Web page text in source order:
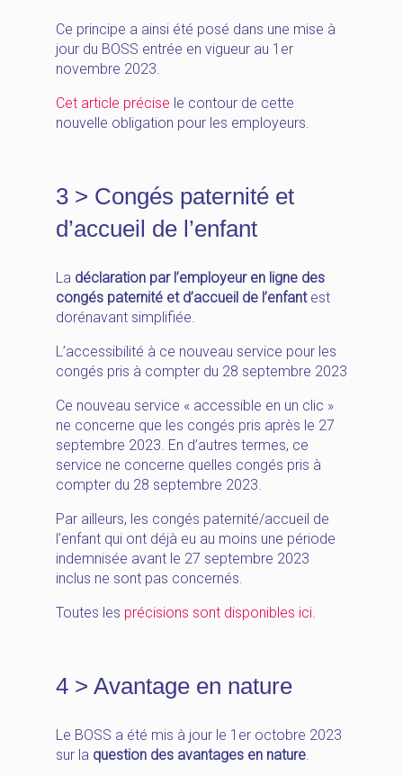
Ce principe a ainsi été posé dans une mise à
jour du BOSS entrée en vigueur au 1er
novembre 2023.
Cet article précise le contour de cette
nouvelle obligation pour les employeurs.
3 > Congés paternité et
d’accueil de l’enfant
La déclaration par l’employeur en ligne des
congés paternité et d’accueil de l’enfantest
dorénavant simplifiée.
L’accessibilité à ce nouveau service pour les
congés pris à compter du 28 septembre 2023
Ce nouveau service « accessible en un clic »
ne concerne que les congés pris après le 27
septembre 2023. En d’autres termes, ce
service ne concerne quelles congés pris à
compter du 28 septembre 2023.
Par ailleurs, les congés paternité/accueil de
l’enfant qui ont déjà eu au moins une période
indemnisée avant le 27 septembre 2023
inclus ne sont pas concernés.
Toutes les précisions sont disponibles ici.
4 > Avantage en nature
Le BOSS a été mis à jour le 1er octobre 2023
sur la question des avantages en nature.